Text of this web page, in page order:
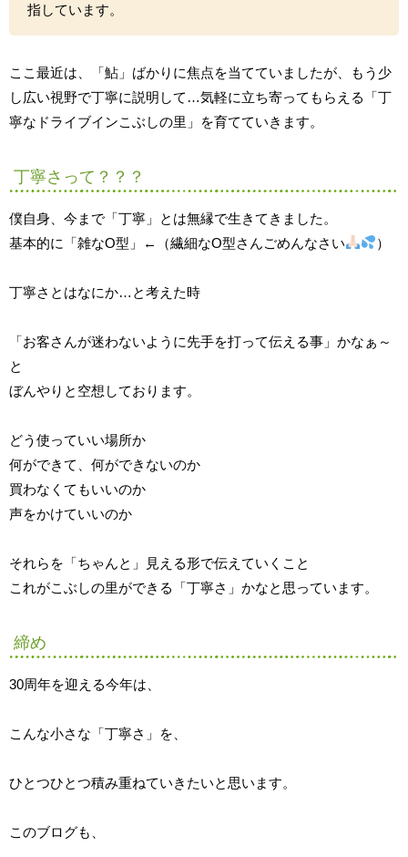
指しています。
ここ最近は、「鮎」ばかりに焦点を当てていましたが、もう少
し広い視野で丁寧に説明して…気軽に立ち寄ってもらえる「丁
寧なドライブインこぶしの里」を育てていきます。
丁寧さって？？？
僕自身、今まで「丁寧」とは無縁で生きてきました。
基本的に「雑なO型」←（繊細なO型さんごめんなさい
）
丁寧さとはなにか…と考えた時
「お客さんが迷わないように先手を打って伝える事」かなぁ～
と
ぼんやりと空想しております。
どう使っていい場所か
何ができて、何ができないのか
買わなくてもいいのか
声をかけていいのか
それらを「ちゃんと」見える形で伝えていくこと
これがこぶしの里ができる「丁寧さ」かなと思っています。
締め
30周年を迎える今年は、
こんな小さな「丁寧さ」を、
ひとつひとつ積み重ねていきたいと思います。
このブログも、